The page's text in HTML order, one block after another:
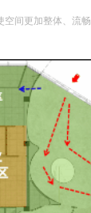
空间更加整体、流畅